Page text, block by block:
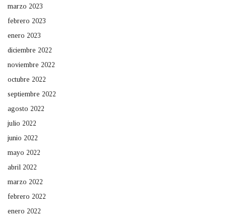
marzo 2023
febrero 2023
enero 2023
diciembre 2022
noviembre 2022
octubre 2022
septiembre 2022
agosto 2022
julio 2022
junio 2022
mayo 2022
abril 2022
marzo 2022
febrero 2022
enero 2022